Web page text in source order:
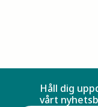
Håll dig
vårt